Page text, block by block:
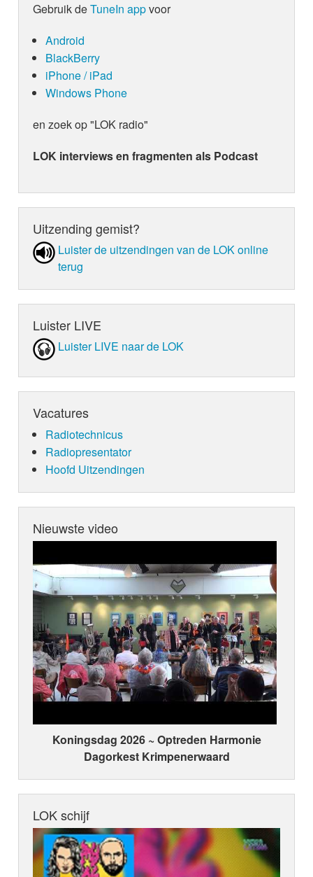
Gebruik deTuneIn appvoor
Android
BlackBerry
iPhone / iPad
Windows Phone
en zoek op "LOK radio"
LOK interviews en fragmenten als Podcast
Uitzending gemist?
Luister de uit­zen­din­gen van de LOK online
terug
Luister LIVE
Luister LIVE naar de LOK
Vacatures
Radiotechnicus
Radiopresentator
Hoofd Uitzendingen
Nieuwste video
Koningsdag 2026 ~ Optreden Harmonie
Dagorkest Krimpenerwaard
LOK schijf